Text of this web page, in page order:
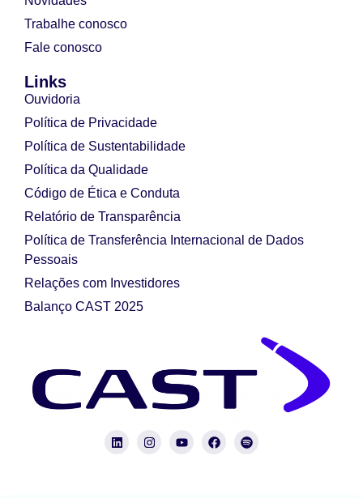
Trabalhe conosco
Fale conosco
Links
Ouvidoria
Política de Privacidade
Política de Sustentabilidade
Política da Qualidade
Código de Ética e Conduta
Relatório de Transparência
Política de Transferência Internacional de Dados
Pessoais
Relações com Investidores
Balanço CAST 2025